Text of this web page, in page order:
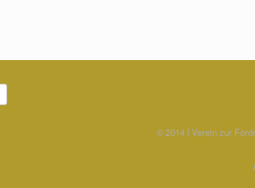
© 2014 I Verein zur